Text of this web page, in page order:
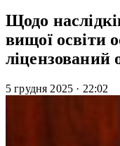
Щодо
вищої освіти
ліцензований
5 грудня 2025 · 22:02